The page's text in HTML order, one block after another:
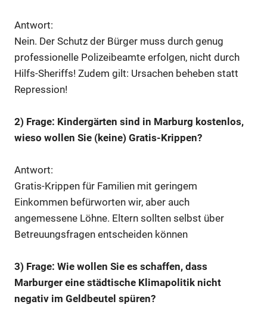
Antwort:
Nein. Der Schutz der Bürger muss durch genug
professionelle Polizeibeamte erfolgen, nicht durch
Hilfs-Sheriffs! Zudem gilt: Ursachen beheben statt
Repression!
2) Frage: Kindergärten sind in Marburg kostenlos,
wieso wollen Sie (keine) Gratis-Krippen?
Antwort:
Gratis-Krippen für Familien mit geringem
Einkommen befürworten wir, aber auch
angemessene Löhne. Eltern sollten selbst über
Betreuungsfragen entscheiden können
3) Frage: Wie wollen Sie es schaffen, dass
Marburger eine städtische Klimapolitik nicht
negativ im Geldbeutel spüren?